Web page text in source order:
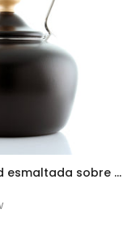
Tetera Carinawood esmaltada sobre acero (1,8 cuartos), negro mate